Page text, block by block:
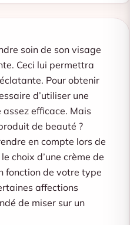
soin de son visage
Ceci lui permettra
Pour obtenir
d’utiliser une
efficace. Mais
de beauté ?
en compte lors de
choix d’une crème de
fonction de votre type
affections
de miser sur un